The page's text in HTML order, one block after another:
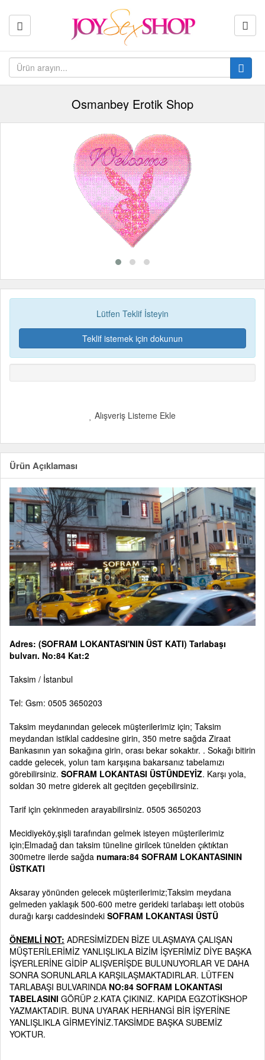
Osmanbey Erotik Shop
Lütfen Teklif İsteyin
Teklif istemek için dokunun
Alışveriş Listeme Ekle
Ürün Açıklaması
Adres: (SOFRAM LOKANTASI'NIN ÜST KATI) Tarlabaşı
bulvarı. No:84 Kat:2
Taksim / İstanbul
Tel: Gsm: 0505 3650203
Taksim meydanından gelecek müşterilerimiz için; Taksim
meydandan istiklal caddesine girin, 350 metre sağda Ziraat
Bankasının yan sokağına girin, orası bekar sokaktır. . Sokağı bitirin
cadde gelecek, yolun tam karşışına bakarsanız tabelamızı
görebilirsiniz. SOFRAM LOKANTASI ÜSTÜNDEYİZ. Karşı yola,
soldan 30 metre giderek alt geçitden geçebilirsiniz.
Tarif için çekinmeden arayabilirsiniz. 0505 3650203
Mecidiyeköy,şişli tarafından gelmek isteyen müşterilerimiz
için;Elmadağ dan taksim tüneline girilcek tünelden çıktıktan
300metre ilerde sağda numara:84 SOFRAM LOKANTASININ
ÜSTKATI
Aksaray yönünden gelecek müşterilerimiz;Taksim meydana
gelmeden yaklaşık 500-600 metre gerideki tarlabaşı iett otobüs
durağı karşı caddesindeki SOFRAM LOKANTASI ÜSTÜ
ÖNEMLİ NOT: ADRESİMİZDEN BİZE ULAŞMAYA ÇALIŞAN
MÜŞTERİLERİMİZ YANLIŞLIKLA BİZİM İŞYERİMİZ DİYE BAŞKA
İŞYERLERİNE GİDİP ALIŞVERİŞDE BULUNUYORLAR VE DAHA
SONRA SORUNLARLA KARŞILAŞMAKTADIRLAR. LÜTFEN
TARLABAŞI BULVARINDA NO:84 SOFRAM LOKANTASI
TABELASINI GÖRÜP 2.KATA ÇIKINIZ. KAPIDA EGZOTİKSHOP
YAZMAKTADIR. BUNA UYARAK HERHANGİ BİR İŞYERİNE
YANLIŞLIKLA GİRMEYİNİZ.TAKSİMDE BAŞKA SUBEMİZ
YOKTUR.